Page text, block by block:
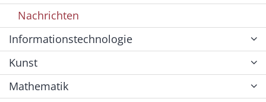
Nachrichten
Informationstechnologie
Kunst
Mathematik